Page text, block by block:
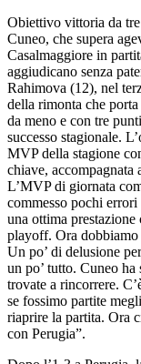
Obiettivo vittoria da
Cuneo, che supera
Casalmaggiore in
aggiudicano senza
Rahimova (12), nel
della rimonta che
da meno e con tre
successo stagionale.
MVP della stagione
chiave,
L’MVP di giornata
commesso pochi
una ottima
playoff. Ora dobbiamo
Un po’ di delusione
un po’ tutto. Cuneo
trovate a rincorrere.
se fossimo partite
riaprire la partita. Ora
con Perugia”.